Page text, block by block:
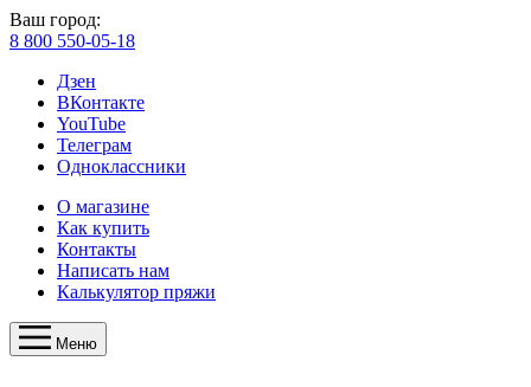
Ваш город:
8 800 550-05-18
Дзен
ВКонтакте
YouTube
Телеграм
Одноклассники
О магазине
Как купить
Контакты
Написать нам
Калькулятор пряжи
Меню